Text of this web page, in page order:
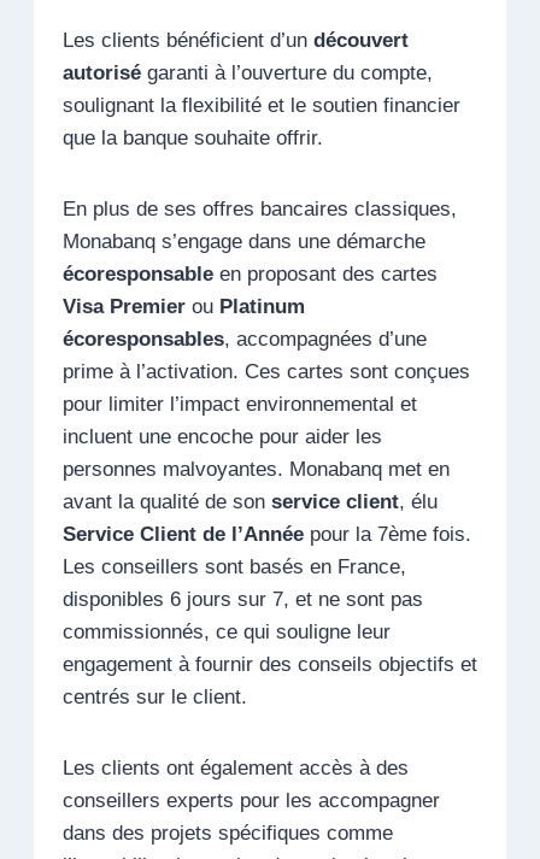
Les clients bénéficient d’un découvert
autorisé garanti à l’ouverture du compte,
soulignant la flexibilité et le soutien financier
que la banque souhaite offrir.
En plus de ses offres bancaires classiques,
Monabanq s’engage dans une démarche
écoresponsable en proposant des cartes
Visa Premier ou Platinum
écoresponsables, accompagnées d’une
prime à l’activation. Ces cartes sont conçues
pour limiter l’impact environnemental et
incluent une encoche pour aider les
personnes malvoyantes. Monabanq met en
avant la qualité de son service client, élu
Service Client de l’Année pour la 7ème fois.
Les conseillers sont basés en France,
disponibles 6 jours sur 7, et ne sont pas
commissionnés, ce qui souligne leur
engagement à fournir des conseils objectifs et
centrés sur le client.
Les clients ont également accès à des
conseillers experts pour les accompagner
dans des projets spécifiques comme